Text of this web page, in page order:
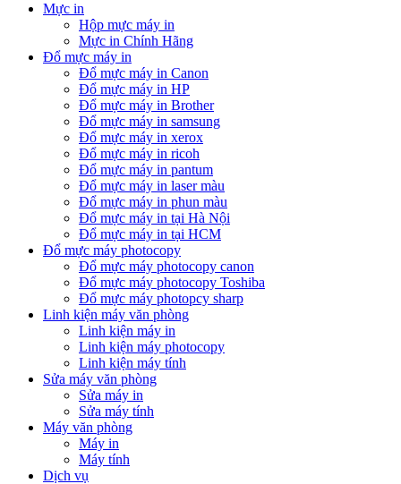
Mực in
Hộp mực máy in
Mực in Chính Hãng
Đổ mực máy in
Đổ mực máy in Canon
Đổ mực máy in HP
Đổ mực máy in Brother
Đổ mực máy in samsung
Đổ mực máy in xerox
Đổ mực máy in ricoh
Đổ mực máy in pantum
Đổ mực máy in laser màu
Đổ mực máy in phun màu
Đổ mực máy in tại Hà Nội
Đổ mực máy in tại HCM
Đổ mực máy photocopy
Đổ mực máy photocopy canon
Đổ mực máy photocopy Toshiba
Đổ mực máy photopcy sharp
Linh kiện máy văn phòng
Linh kiện máy in
Linh kiện máy photocopy
Linh kiện máy tính
Sửa máy văn phòng
Sửa máy in
Sửa máy tính
Máy văn phòng
Máy in
Máy tính
Dịch vụ